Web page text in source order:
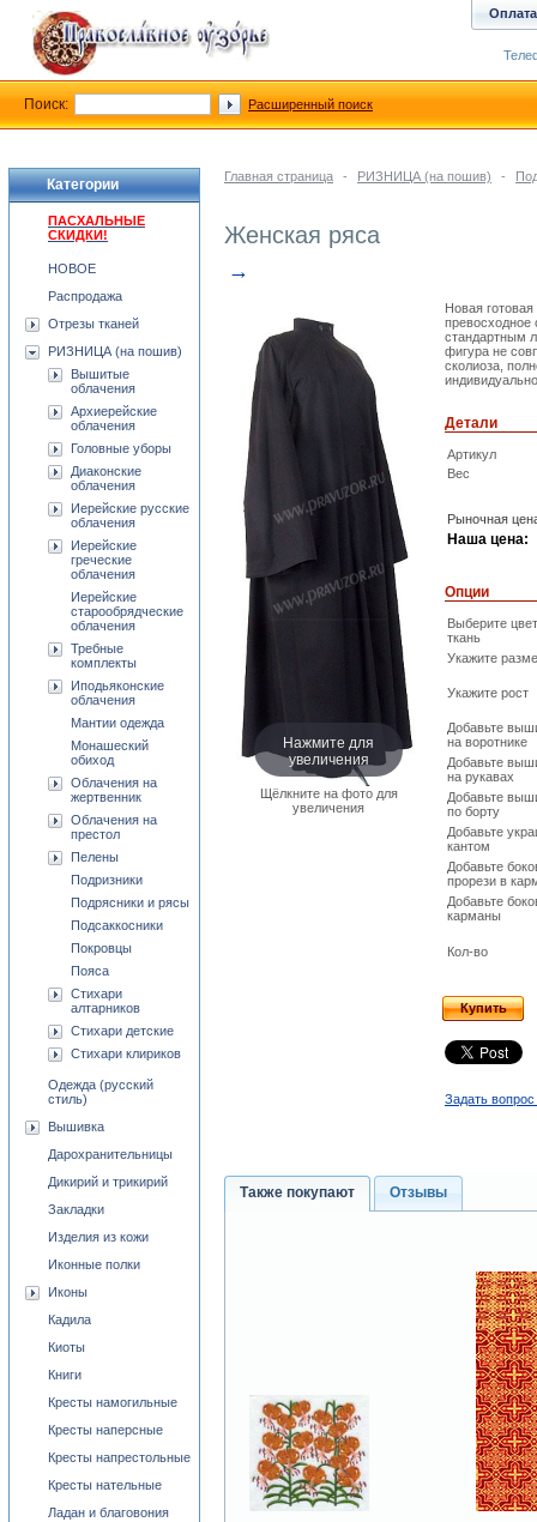
Главная страница - РИЗНИЦА (на пошив) -
Женская ряса
→
Нажмите для
увеличения
Щёлкните на фото для
увеличения
Новая
превосходное
стандартным
фигура не
сколиоза,
Детали
Артикул
Вес
Рыночная
Наша цена:
Опции
Выберите
ткань
Укажите
Укажите рост
Добавьте
на воротнике
Добавьте
на рукавах
Добавьте
по борту
Добавьте
кантом
Добавьте
прорези в
Добавьте
карманы
Кол-во
Купить
Задать вопрос
Также покупают Отзывы
Категории
ПАСХАЛЬНЫЕ
СКИДКИ!
НОВОЕ
Распродажа
Отрезы тканей
РИЗНИЦА (на пошив)
Вышитые
облачения
Архиерейские
облачения
Головные уборы
Диаконские
облачения
Иерейские русские
облачения
Иерейские
греческие
облачения
Иерейские
старообрядческие
облачения
Требные
комплекты
Иподьяконские
облачения
Мантии одежда
Монашеский
обиход
Облачения на
жертвенник
Облачения на
престол
Пелены
Подризники
Подрясники и рясы
Подсаккосники
Покровцы
Пояса
Стихари
алтарников
Стихари детские
Стихари клириков
Одежда (русский
стиль)
Вышивка
Дарохранительницы
Дикирий и трикирий
Закладки
Изделия из кожи
Иконные полки
Иконы
Кадила
Киоты
Книги
Кресты намогильные
Кресты наперсные
Кресты напрестольные
Кресты нательные
Ладан и благовония
Оплата
Поиск: Расширенный поиск